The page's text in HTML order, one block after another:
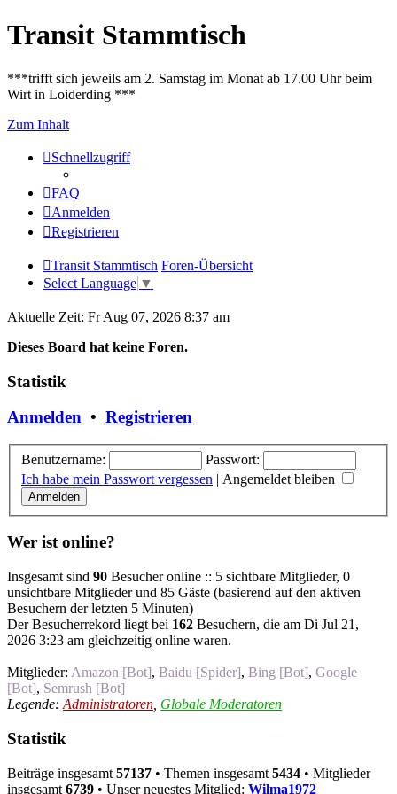
Transit Stammtisch
***trifft sich jeweils am 2. Samstag im Monat ab 17.00 Uhr beim
Wirt in Loiderding ***
Zum Inhalt
Schnellzugriff
FAQ
Anmelden
Registrieren
Transit Stammtisch Foren-Übersicht
Select Language ▼
Aktuelle Zeit: Fr Aug 07, 2026 8:37 am
Dieses Board hat keine Foren.
Statistik
Anmelden • Registrieren
Benutzername:
Passwort:
Ich habe mein Passwort vergessen | Angemeldet bleiben
Wer ist online?
Insgesamt sind 90 Besucher online :: 5 sichtbare Mitglieder, 0
unsichtbare Mitglieder und 85 Gäste (basierend auf den aktiven
Besuchern der letzten 5 Minuten)
Der Besucherrekord liegt bei 162 Besuchern, die am Di Jul 21,
2026 3:23 am gleichzeitig online waren.
Mitglieder: Amazon [Bot], Baidu [Spider], Bing [Bot], Google
[Bot], Semrush [Bot]
Legende: Administratoren Globale Moderatoren
Statistik
Beiträge insgesamt 57137 • Themen insgesamt 5434 • Mitglieder
insgesamt 6739 • Unser neuestes Mitglied: Wilma1972